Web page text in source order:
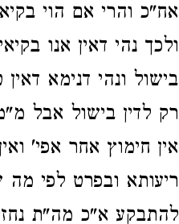
אח"כ והרי אם הוי
ולכך נהי דאין אנו
בישול ונהי דנימא
רק לדין בישול אבל
אין חימוץ אחר אפי'
ריעותא ובפרט לפי
להתבקע א"כ מה"ת